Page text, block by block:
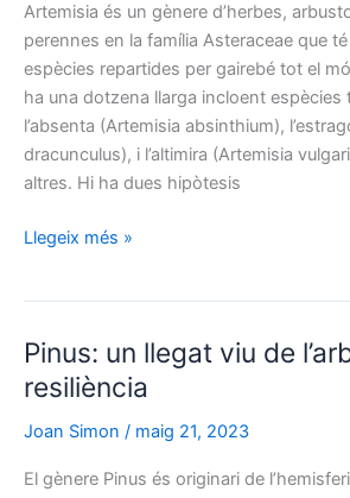
Artemisia és un gènere d’herbes,
perennes en la família Asteraceae que
espècies repartides per gairebé tot el
ha una dotzena llarga incloent
l’absenta (Artemisia absinthium),
dracunculus), i l’altimira (Artemisia
altres. Hi ha dues hipòtesis
Artemisia:
de
les
curatives
Llegeix més »
Pinus: un llegat viu de
resiliència
Joan Simon / maig 21, 2023
El gènere Pinus és originari de